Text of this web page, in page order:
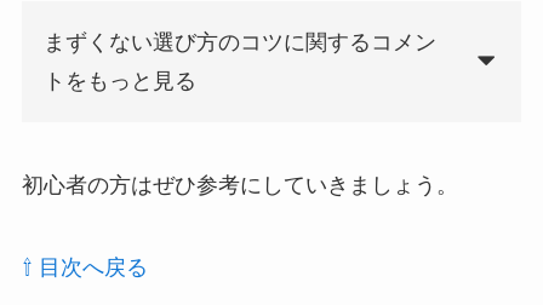
まずくない選び方のコツに関するコメン
トをもっと見る
初心者の方はぜひ参考にしていきましょう。
⇧ 目次へ戻る